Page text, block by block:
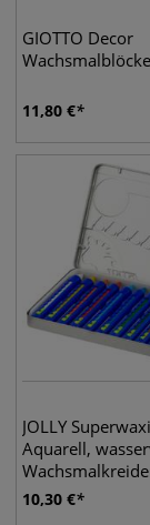
GIOTTO Decor
11,80 €
JOLLY
Aquarell,
10,30 €